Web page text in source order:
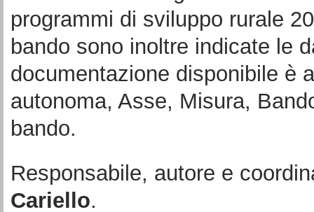
programmi di sviluppo rurale
bando sono inoltre indicate le
documentazione disponibile è
autonoma, Asse, Misura,
bando.
Responsabile, autore e
Cariello.